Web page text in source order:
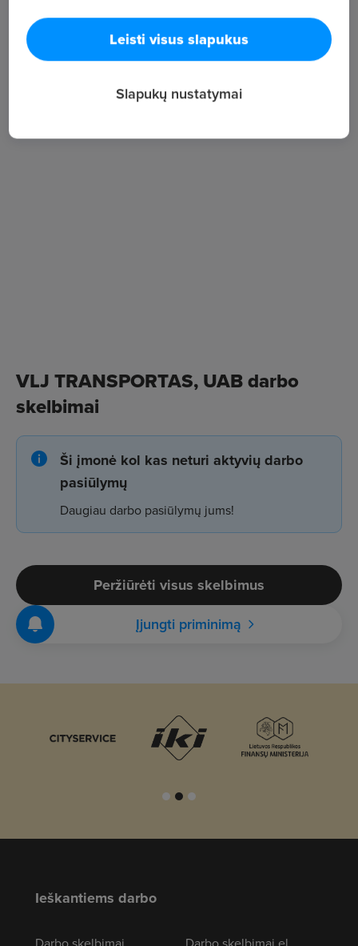
Vid. atlyginimas
VLJ TRANSPORTAS, UAB darbo
skelbimai
Ši įmonė kol kas neturi aktyvių darbo
pasiūlymų
Daugiau darbo pasiūlymų jums!
Peržiūrėti visus skelbimus
Įjungti priminimą
Ieškantiems darbo
Leisti visus slapukus
Slapukų nustatymai